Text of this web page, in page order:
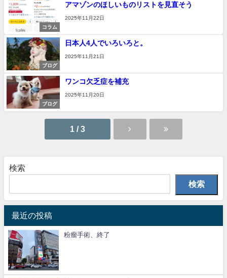
コラム
アマゾンのほしいものリストを見直そう
2025年11月22日
ブログ
日本人4人でいろいろと。
2025年11月21日
ブログ
ワンコ欠乏症を補充
2025年11月20日
1 / 3
検索
検索
最近の投稿
粉瘤手術、終了